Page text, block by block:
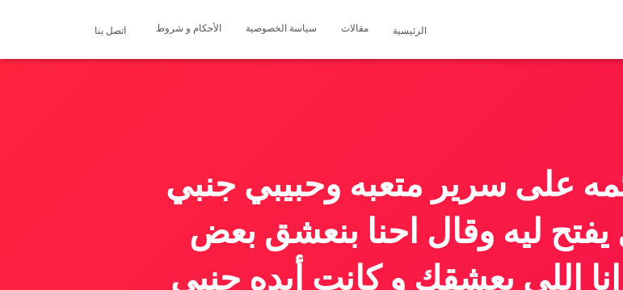
الرئيسية مقالات سياسة الخصوصية الأحكام و شروط اتصل بنا
على سرير متعبه وحبيبي جنبي
ليه وقال احنا بنعشق بعض
اللي بعشقك و كانت أيده جنبي